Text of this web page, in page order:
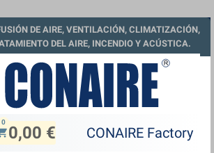
DE AIRE, VENTILACIÓN, CLIMATIZACIÓN,
DEL AIRE, INCENDIO Y ACÚSTICA.
0,00 €
0